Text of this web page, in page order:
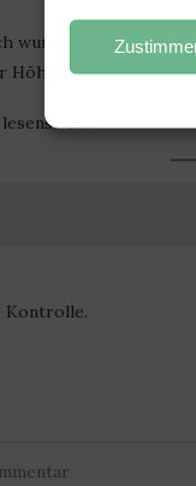
wunderbar. Die
Höhen und Tiefen.
Kontrolle.